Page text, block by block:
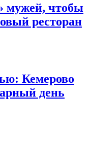
мужей, чтобы
ресторан
Кемерово
день